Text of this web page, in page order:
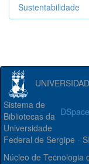
Sustentabilidade
Sistema de
Bibliotecas da
Universidade
Federal de Sergipe -
Núcleo de Tecnologia